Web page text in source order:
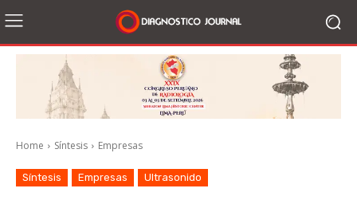
Home Síntesis Empresas
Síntesis Empresas Ultrasonido